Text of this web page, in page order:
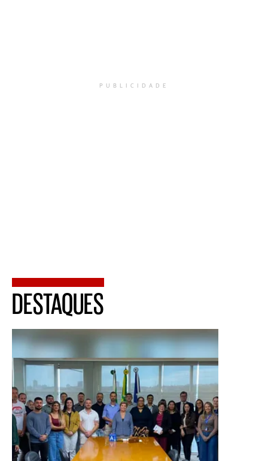
PUBLICIDADE
DESTAQUES